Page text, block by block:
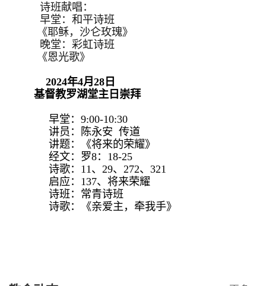
诗班献唱：
早堂：和平诗班
《耶稣，沙仑玫瑰》
晚堂：彩虹诗班
《恩光歌》
2024年4月28日
基督教罗湖堂主日崇拜
早堂：9:00-10:30
讲员：陈永安 传道
讲题：《将来的荣耀》
经文：罗8：18-25
诗歌：11、29、272、321
启应：137、将来荣耀
诗班：常青诗班
诗歌：《亲爱主，牵我手》